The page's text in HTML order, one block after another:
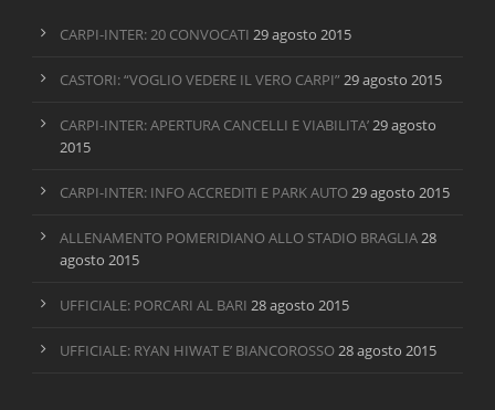
CARPI-INTER: 20 CONVOCATI 29 agosto 2015
CASTORI: “VOGLIO VEDERE IL VERO CARPI” 29 agosto 2015
CARPI-INTER: APERTURA CANCELLI E VIABILITA’29 agosto
2015
CARPI-INTER: INFO ACCREDITI E PARK AUTO29 agosto 2015
ALLENAMENTO POMERIDIANO ALLO STADIO BRAGLIA28
agosto 2015
UFFICIALE: PORCARI AL BARI 28 agosto 2015
UFFICIALE: RYAN HIWAT E’ BIANCOROSSO28 agosto 2015